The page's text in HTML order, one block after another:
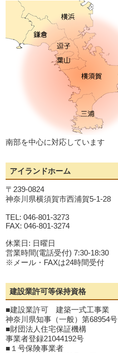
南部を中心に対応しています
アイランドホーム
〒239-0824
神奈川県横須賀市西浦賀5-1-28
TEL: 046-801-3273
FAX: 046-801-3274
休業日: 日曜日
営業時間(電話受付) 7:30-18:30
※メール・FAXは24時間受付
建設業許可等保持資格
■建設業許可 建築一式工事業
神奈川県知事（一般）第68954号
■財団法人住宅保証機構
事業者登録21044192号
■１号保険事業者